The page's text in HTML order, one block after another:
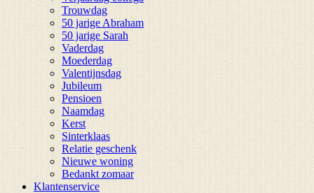
Trouwdag
50 jarige Abraham
50 jarige Sarah
Vaderdag
Moederdag
Valentijnsdag
Jubileum
Pensioen
Naamdag
Kerst
Sinterklaas
Relatie geschenk
Nieuwe woning
Bedankt zomaar
Klantenservice